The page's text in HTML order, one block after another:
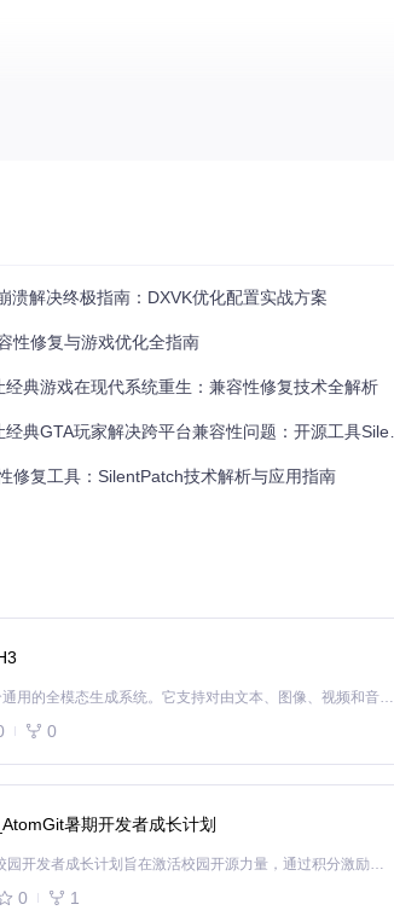
溃解决终极指南：DXVK优化配置实战方案
性修复与游戏优化全指南
经典游戏在现代系统重生：兼容性修复技术全解析
玩家解决跨平台兼容性问题：开源工具SilentPatch的技术解析与应用
修复工具：SilentPatch技术解析与应用指南
MiniMax H3 是一个通用的全模态生成系统。它支持对由文本、图像、视频和音频组成的多模态上下文进行统一理解，并能生成分辨率高达 2K、时长可达 15 秒的带原生立体声音频的视频。得益于面向任务泛化的系统设计，H3 在预训练阶段就已具备广泛的多模态上下文理解与生成能力，能够出色地执行复杂的多模态指令。
0
暑期开发者成长计划
「源启盛夏」暑期校园开发者成长计划旨在激活校园开源力量，通过积分激励、认证扶持、资源倾斜等形式，引导高校组织和开发者完成「入驻 — 建项目 — 做贡献 — 获认证 — 得资源」的完整闭环。无论你是想带领社团入驻平台的组织者，还是希望用代码贡献证明自己的开发者，都能在这里找到属于你的成长路径。
0 1